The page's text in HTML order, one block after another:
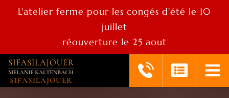
L'atelier ferme pour les congés d'été le 10
juillet
réouverture le 25 aout
SIFASILAJOUER